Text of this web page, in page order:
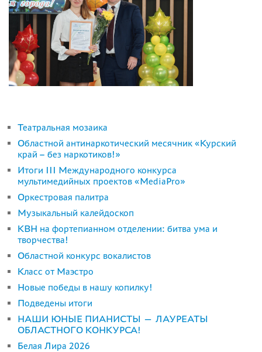
Театральная мозаика
Областной антинаркотический месячник «Курский
край – без наркотиков!»
Итоги III Международного конкурса
мультимедийных проектов «MediaPro»
Оркестровая палитра
Музыкальный калейдоскоп
КВН на фортепианном отделении: битва ума и
творчества!
Областной конкурс вокалистов
Класс от Маэстро
Новые победы в нашу копилку!
Подведены итоги
НАШИ ЮНЫЕ ПИАНИСТЫ — ЛАУРЕАТЫ
ОБЛАСТНОГО КОНКУРСА!
Белая Лира 2026